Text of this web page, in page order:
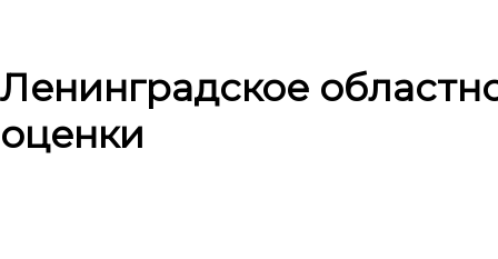
Ленинградское
оценки